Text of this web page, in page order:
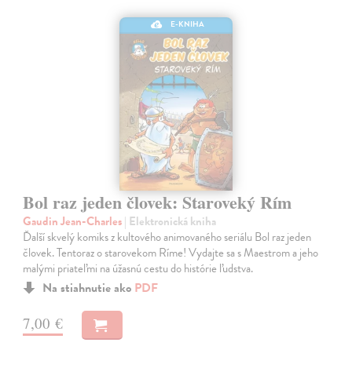
E-KNIHA
Bol raz jeden človek: Staroveký Rím
Gaudin Jean-Charles| Elektronická kniha
Ďalší skvelý komiks z kultového animovaného seriálu Bol raz jeden
človek. Tentoraz o starovekom Ríme! Vydajte sa s Maestrom a jeho
malými priateľmi na úžasnú cestu do histórie ľudstva.
Na stiahnutie ako PDF
7,00 €